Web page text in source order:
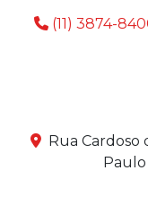
(11) 3874-
Rua Cardoso
Paulo